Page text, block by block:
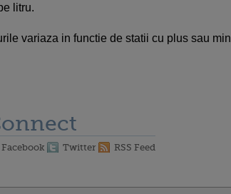
litru.
variaza in functie de statii cu plus sau
Facebook Twitter RSS Feed